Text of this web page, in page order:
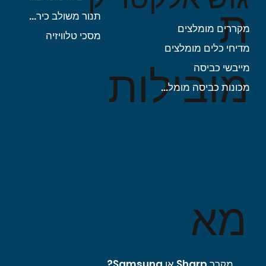
מא
ת
מובילות
תנור משולב כיריים
מסכי טלוויזיה
מקררים מומלצים
מדיחי כלים מומלצים
מייבשי כביסה
מכונות כביסה מומלצות